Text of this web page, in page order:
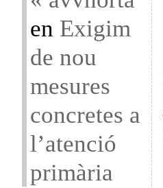
en Exigim
de nou
mesures
concretes a
l’atenció
primària